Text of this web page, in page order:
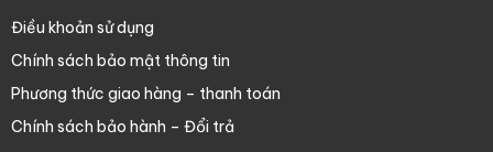
Điều khoản sử dụng
Chính sách bảo mật thông tin
Phương thức giao hàng – thanh toán
Chính sách bảo hành – Đổi trả